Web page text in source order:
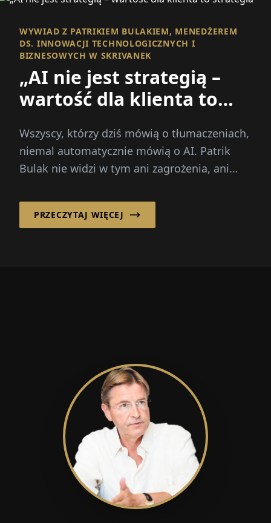
WYWIAD Z PATRIKIEM BULAKIEM, MENEDŻEREM
DS. INNOWACJI TECHNOLOGICZNYCH I
BIZNESOWYCH W SKRIVANEK
„AI nie jest strategią –
wartość dla klienta to
Wszyscy, którzy dziś mówią o tłumaczeniach,
niemal automatycznie mówią o AI. Patrik
Bulak nie widzi w tym ani zagrożenia, ani
PRZECZYTAJ WIĘCEJ